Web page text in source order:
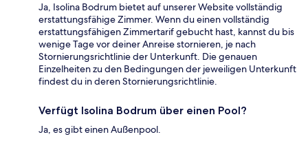
Ja, Isolina Bodrum bietet auf unserer Website vollständig
erstattungsfähige Zimmer. Wenn du einen vollständig
erstattungsfähigen Zimmertarif gebucht hast, kannst du bis
wenige Tage vor deiner Anreise stornieren, je nach
Stornierungsrichtlinie der Unterkunft. Die genauen
Einzelheiten zu den Bedingungen der jeweiligen Unterkunft
findest du in deren Stornierungsrichtlinie.
Verfügt Isolina Bodrum über einen Pool?
Ja, es gibt einen Außenpool.